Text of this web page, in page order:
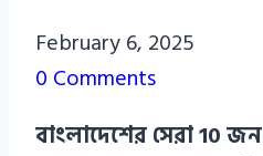
Azizul
Haque
February 6, 2025
0 Comments
বাংলাদেশের সেরা 10